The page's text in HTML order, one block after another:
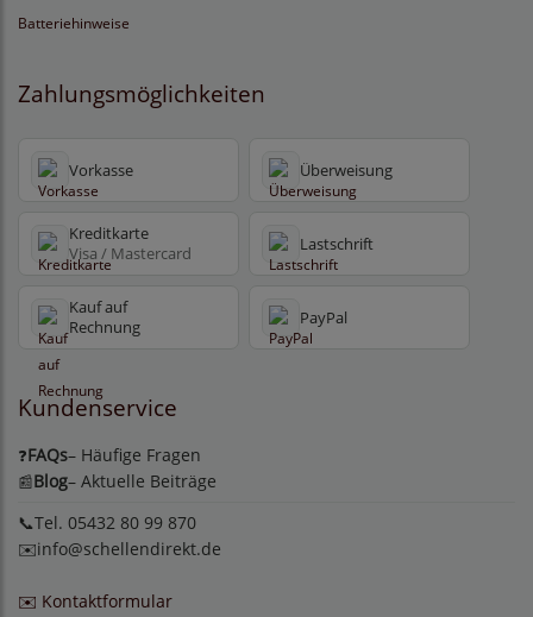
Batteriehinweise
Zahlungsmöglichkeiten
Vorkasse Überweisung
Kreditkarte
Visa / Mastercard Lastschrift
Kauf auf
Rechnung
PayPal
Kundenservice
❓FAQs– Häufige Fragen
📰Blog– Aktuelle Beiträge
📞Tel. 05432 80 99 870
✉️info@schellendirekt.de
✉️ Kontaktformular